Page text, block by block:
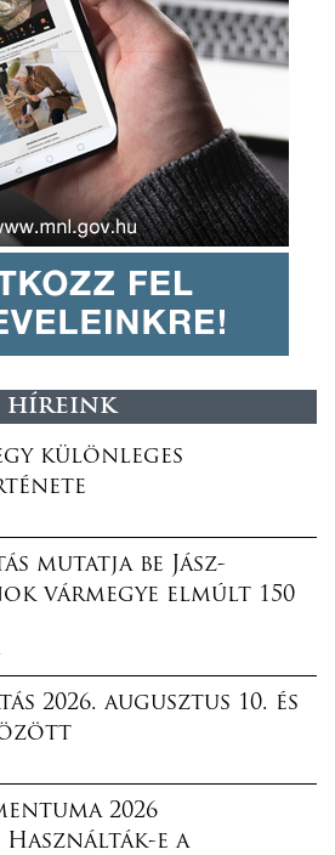
híreink
különleges
mutatja be Jász-
vármegye elmúlt 150
2026. augusztus 10. és
2026
Használták-e a